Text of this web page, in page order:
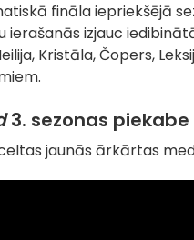
fināla iepriekšējā
ierašanās izjauc
Kristāla, Čopers,
3. sezonas piekabe
jaunās ārkārtas